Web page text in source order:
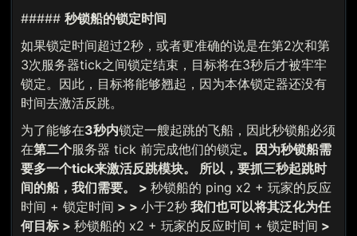
##### 秒锁船的锁定时间
如果锁定时间超过2秒，或者更准确的说是在第2次和第
3次服务器tick之间锁定结束，目标将在3秒后才被牢牢
锁定。因此，目标将能够翘起，因为本体锁定器还没有
时间去激活反跳。
为了能够在3秒内锁定一艘起跳的飞船，因此秒锁船必须
在第二个服务器 tick 前完成他们的锁定。因为秒锁船需
要多一个tick来激活反跳模块。 所以，要抓三秒起跳时
间的船，我们需要。 > 秒锁船的 ping x2 + 玩家的反应
时间 + 锁定时间 > > 小于2秒 我们也可以将其泛化为任
何目标 > 秒锁船的 x2 + 玩家的反应时间 + 锁定时间 >